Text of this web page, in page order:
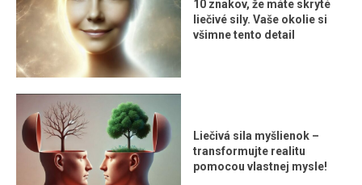
10 znakov, že máte skryté
liečivé sily. Vaše okolie si
všimne tento detail
Liečivá sila myšlienok –
transformujte realitu
pomocou vlastnej mysle!